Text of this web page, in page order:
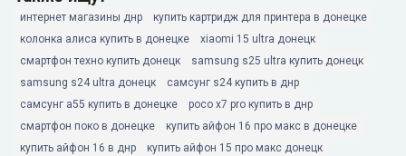
интернет магазины днр
купить картридж для принтера в донецке
колонка алиса купить в донецке
xiaomi 15 ultra донецк
смартфон техно купить донецк
samsung s25 ultra купить донецк
samsung s24 ultra донецк
самсунг s24 купить в днр
самсунг а55 купить в донецке
poco x7 pro купить в днр
смартфон поко в донецке
купить айфон 16 про макс в донецке
купить айфон 16 в днр
купить айфон 15 про макс донецк